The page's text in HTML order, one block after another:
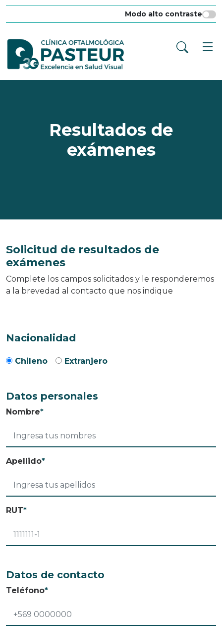
Modo alto contraste
Resultados de
exámenes
Solicitud de resultados de
exámenes
Complete los campos solicitados y le responderemos
a la brevedad al contacto que nos indique
Nacionalidad
Chileno Extranjero
Datos personales
Nombre*
Apellido*
RUT*
Datos de contacto
Teléfono*